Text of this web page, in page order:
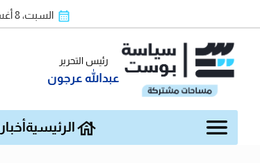
السبت، 8 أغسطس 2026
رئيس التحرير
عبدالله عرجون
الرئيسية أخبار